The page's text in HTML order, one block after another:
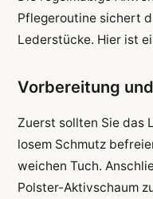
Pflegeroutine sichert
Lederstücke. Hier ist
Vorbereitung
Zuerst sollten Sie das
losem Schmutz
weichen Tuch.
Polster-Aktivschaum